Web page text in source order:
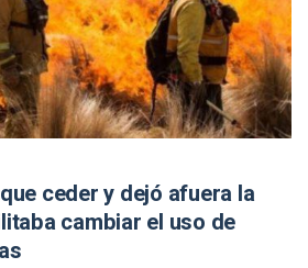
ceder y dejó afuera la
cambiar el uso de